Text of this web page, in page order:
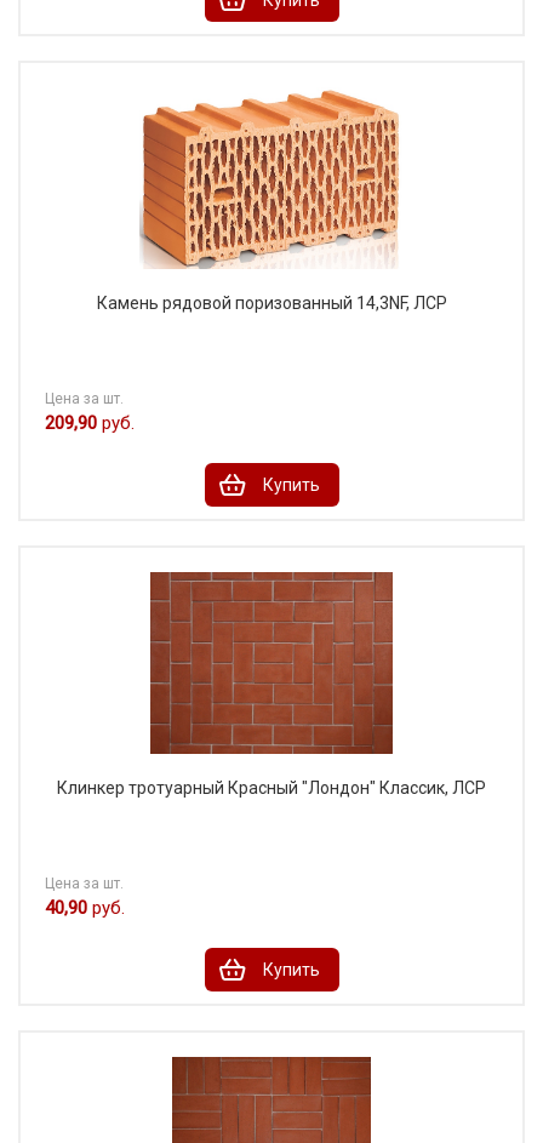
Камень рядовой поризованный 14,3NF, ЛСР
Цена за шт.
209,90 руб.
Купить
Клинкер тротуарный Красный "Лондон" Классик, ЛСР
Цена за шт.
40,90 руб.
Купить